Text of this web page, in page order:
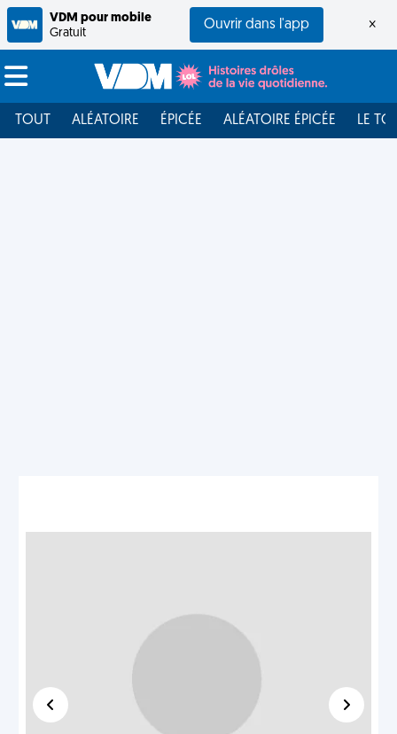
VDM pour mobile
Gratuit
Ouvrir dans l'app ×
TOUT ALÉATOIRE ÉPICÉE ALÉATOIRE ÉPICÉE LE